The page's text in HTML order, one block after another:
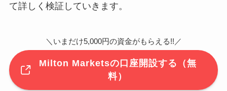
て詳しく検証していきます。
＼いまだけ5,000円の資金がもらえる!!／
Milton Marketsの口座開設する（無
料）